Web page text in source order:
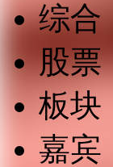
综合
股票
板块
嘉宾